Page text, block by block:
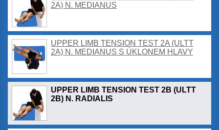
2A) N. MEDIANUS
UPPER LIMB TENSION TEST 2A (ULTT
2A) N. MEDIANUS S ÚKLONEM HLAVY
UPPER LIMB TENSION TEST 2B (ULTT
2B) N. RADIALIS